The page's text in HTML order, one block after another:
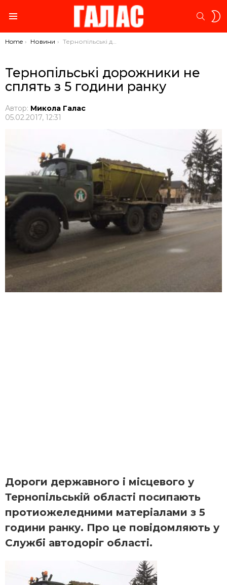
You are here:
Home Новини Тернопільські дорожники не сплять з 5 години ранку
Тернопільські дорожники не
сплять з 5 години ранку
Автор: Микола Галас
05.02.2017, 12:31
Дороги державного і місцевого у
Тернопільській області посипають
протиожеледними матеріалами з 5
години ранку. Про це повідомляють у
Службі автодоріг області.